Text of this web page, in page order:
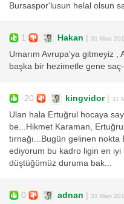
Bursaspor'lusun helal olsun
1 Hakan | 31 Mart
Umarım Avrupa'ya gitmeyiz ,
başka bir hezimetle gene saç-
-20 kingvidor| 31
Ulan hala Ertuğrul hocaya
be...Hikmet Karaman,
tırnağı...Bugün gelinen nokta
ediyorum bu kadro ligin en
düştüğümüz duruma bak...
0 adnan | 31 Mart